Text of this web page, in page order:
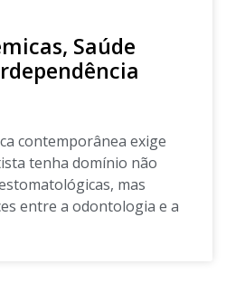
Saúde
contemporânea exige
tenha domínio não
mas
entre a odontologia e a